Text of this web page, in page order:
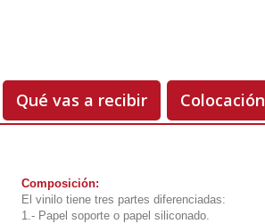
Qué vas a recibir Colocación
Composición:
El vinilo tiene tres partes diferenciadas:
1.- Papel soporte o papel siliconado.